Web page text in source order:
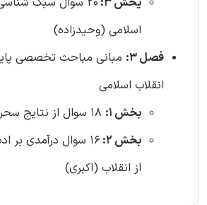
اسلامی (وحیدزاده)
فصل 3:
مبانی مباحث تخصصی
انقلاب اسلامی
بخش 1:
بخش 2:
16 سوال درآمدی
از انقلاب (اکبری)